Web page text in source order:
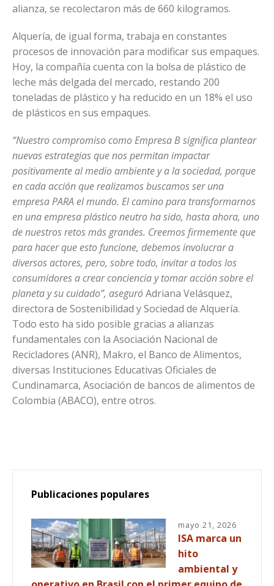
alianza, se recolectaron más de 660 kilogramos.
Alquería, de igual forma, trabaja en constantes
procesos de innovación para modificar sus empaques.
Hoy, la compañía cuenta con la bolsa de plástico de
leche más delgada del mercado, restando 200
toneladas de plástico y ha reducido en un 18% el uso
de plásticos en sus empaques.
“Nuestro compromiso como Empresa B significa plantear
nuevas estrategias que nos permitan impactar
positivamente al medio ambiente y a la sociedad, porque
en cada acción que realizamos buscamos ser una
empresa PARA el mundo. El camino para transformarnos
en una empresa plástico neutro ha sido, hasta ahora, uno
de nuestros retos más grandes. Creemos firmemente que
para hacer que esto funcione, debemos involucrar a
diversos actores, pero, sobre todo, invitar a todos los
consumidores a crear conciencia y tomar acción sobre el
planeta y su cuidado”, aseguróAdriana Velásquez,
directora de Sostenibilidad y Sociedad de Alquería.
Todo esto ha sido posible gracias a alianzas
fundamentales con la Asociación Nacional de
Recicladores (ANR), Makro, el Banco de Alimentos,
diversas Instituciones Educativas Oficiales de
Cundinamarca, Asociación de bancos de alimentos de
Colombia (ABACO), entre otros.
Publicaciones populares
mayo 21, 2026
ISA marca un
hito
ambiental y